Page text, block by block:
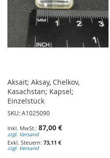
Aksait; Aksay, Chelkov,
Kasachstan; Kapsel;
Einzelstück
SKU: A1025090
87,00 €
zzgl. Versand
73,11 €
zzgl. Versand